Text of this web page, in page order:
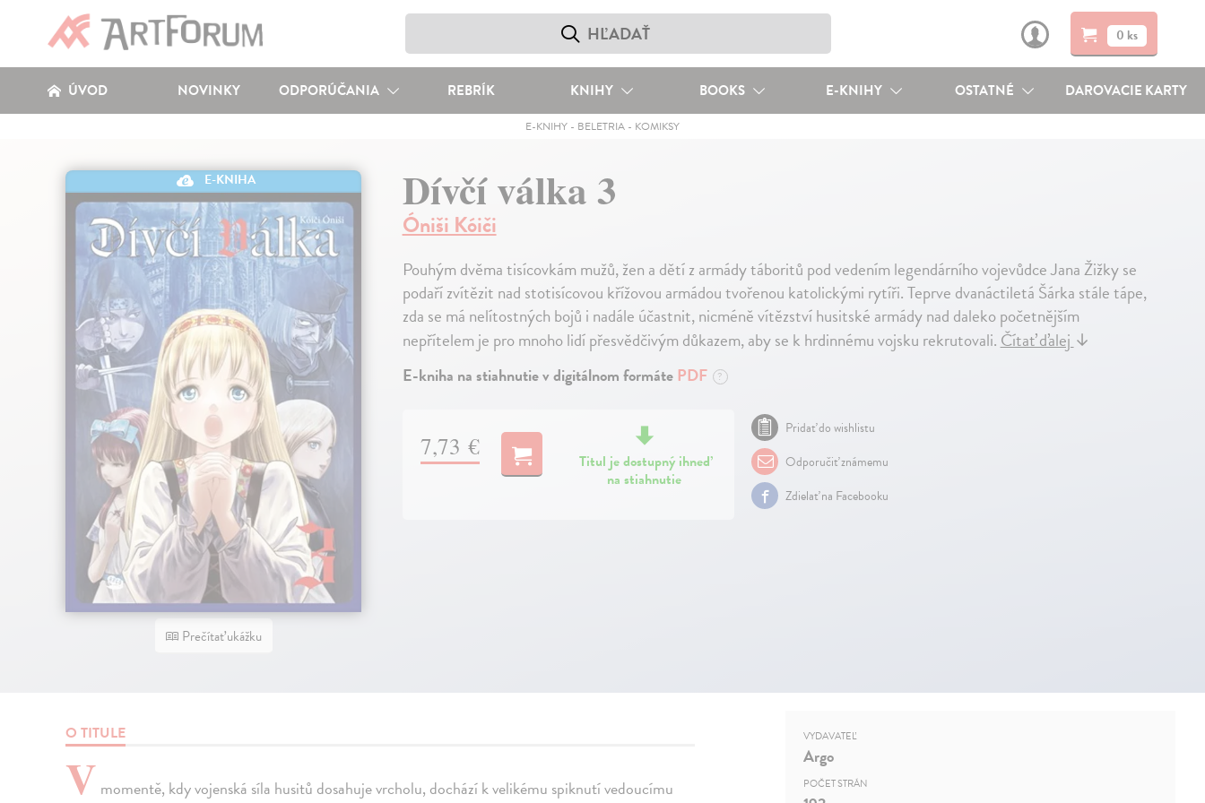
0 ks
ÚVOD NOVINKY ODPORÚČANIA REBRÍK KNIHY BOOKS E-KNIHY OSTATNÉ DAROVACIE KARTY
E-KNIHY- BELETRIA- KOMIKSY
E-KNIHA
Prečítať ukážku
Dívčí válka 3
Óniši Kóiči
Pouhým dvěma tisícovkám mužů, žen a dětí z armády táboritů pod vedením legendárního vojevůdce Jana Žižky se
podaří zvítězit nad stotisícovou křížovou armádou tvořenou katolickými rytíři. Teprve dvanáctiletá Šárka stále tápe,
zda se má nelítostných bojů i nadále účastnit, nicméně vítězství husitské armády nad daleko početnějším
nepřítelem je pro mnoho lidí přesvědčivým důkazem, aby se k hrdinnému vojsku rekrutovali.Čítať ďalej↓
E-kniha na stiahnutie v digitálnom formátePDF ?
7,73 €
Titul je dostupný ihneď
na stiahnutie
Pridať do wishlistu
Odporučiť známemu
Zdielať na Facebooku
O TITULE
V momentě, kdy vojenská síla husitů dosahuje vrcholu, dochází k velikému spiknutí vedoucímu
VYDAVATEĽ
Argo
POČET STRÁN